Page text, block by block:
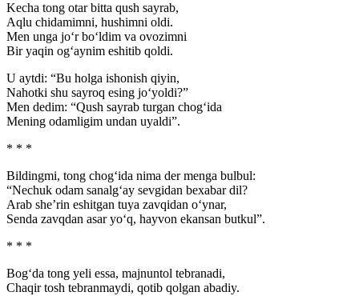
Kecha tong otar bitta qush sayrab,
Aqlu chidamimni, hushimni oldi.
Men unga jo‘r bo‘ldim va ovozimni
Bir yaqin og‘aynim eshitib qoldi.
U aytdi: “Bu holga ishonish qiyin,
Nahotki shu sayroq esing jo‘yoldi?”
Men dedim: “Qush sayrab turgan chog‘ida
Mening odamligim undan uyaldi”.
* * *
Bildingmi, tong chog‘ida nima der menga bulbul:
“Nechuk odam sanalg‘ay sevgidan bexabar dil?
Arab she’rin eshitgan tuya zavqidan o‘ynar,
Senda zavqdan asar yo‘q, hayvon ekansan butkul”.
* * *
Bog‘da tong yeli essa, majnuntol tebranadi,
Chaqir tosh tebranmaydi, qotib qolgan abadiy.